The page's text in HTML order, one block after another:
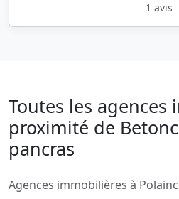
1 avis
Toutes les agences
proximité de
pancras
Agences immobilières à